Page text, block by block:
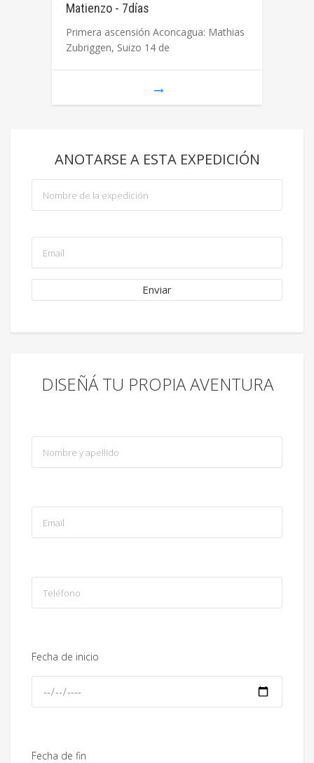
Matienzo - 7días
Primera ascensión Aconcagua: Mathias
Zubriggen, Suizo 14 de
ANOTARSE A ESTA EXPEDICIÓN
DISEÑÁ TU PROPIA AVENTURA
Fecha de inicio
Fecha de fin